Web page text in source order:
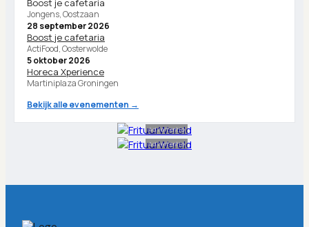
Boost je cafetaria
Jongens, Oostzaan
28 september 2026
Boost je cafetaria
ActiFood, Oosterwolde
5 oktober 2026
Horeca Xperience
Martiniplaza Groningen
Bekijk alle evenementen →
Advertentie
Advertentie